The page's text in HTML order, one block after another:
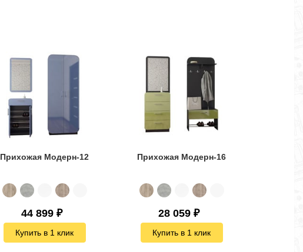
Прихожая Модерн-12
44 899 ₽
Купить в 1 клик
Прихожая Модерн-16
28 059 ₽
Купить в 1 клик